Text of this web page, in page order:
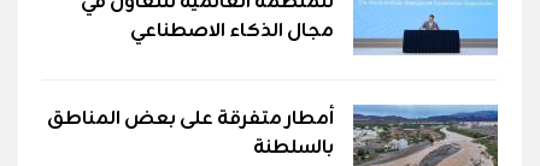
مجال الذكاء الاصطناعي
أمطار متفرقة على بعض المناطق
بالسلطنة